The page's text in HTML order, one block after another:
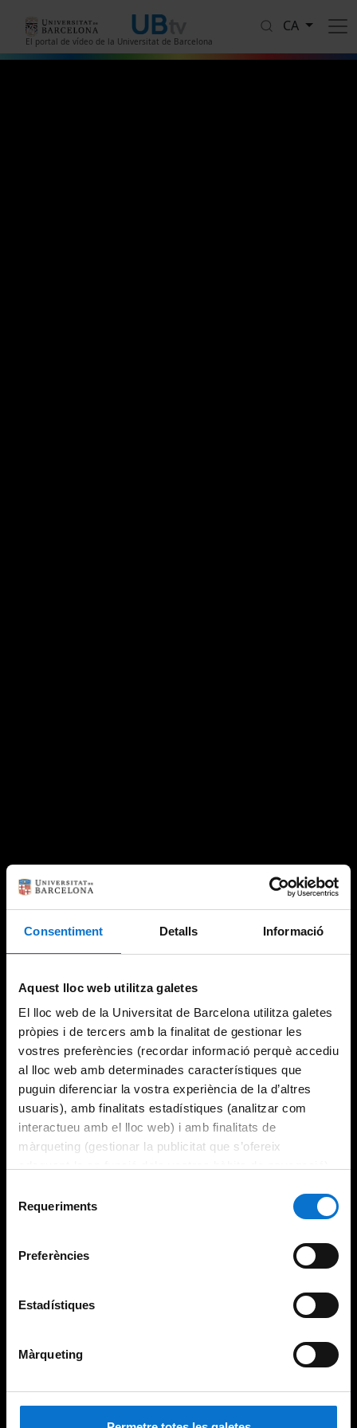
Consentiment Detalls Informació
Aquest lloc web utilitza galetes
El lloc web de la Universitat de Barcelona utilitza galetes
pròpies i de tercers amb la finalitat de gestionar les
vostres preferències (recordar informació perquè accediu
al lloc web amb determinades característiques que
puguin diferenciar la vostra experiència de la d’altres
usuaris), amb finalitats estadístiques (analitzar com
interactueu amb el lloc web) i amb finalitats de
màrqueting (gestionar la publicitat que s’ofereix
consultar laPolítica de galetes del lloc web de la
Requeriments
Preferències
Estadístiques
Màrqueting
El portal de vídeo de la Universitat de Barcelona
CA